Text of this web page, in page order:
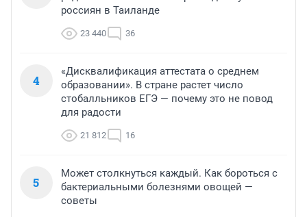
россиян в Таиланде
23 440 36
4
«Дисквалификация аттестата о среднем
образовании». В стране растет число
стобалльников ЕГЭ — почему это не повод
для радости
21 812 16
5
Может столкнуться каждый. Как бороться с
бактериальными болезнями овощей —
советы